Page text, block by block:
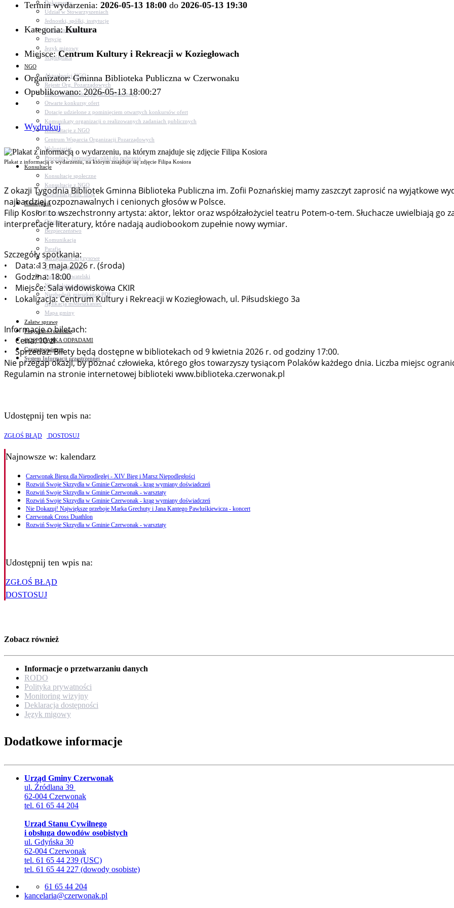
Dokumenty
Udział w Stowarzyszeniach
Jednostki, spółki, instytucje
Zasłużeni dla gminy
Petycje
Język migowy
Współpraca
NGO
Aktualności NGO
Rejestr Org. Pozarządowych
Rada Działalności Pożytku Publicznego
Otwarte konkursy ofert
Dotacje udzielone z pominięciem otwartych konkursów ofert
Komunikaty organizacji o realizowanych zadaniach publicznych
Konsultacje z NGO
Centrum Wsparcia Organizacji Pozarządowych
Wolontariat
Procedury, formularze, pliki do pobrania
Konsultacje
Konsultacje społeczne
Konsultacje z NGO
Konsultacje dot. dróg
Niezbędnik
Zdrowie
Oświata
Bezpieczeństwo
Komunikacja
Parafie
Zarządzanie kryzysowe
C.ześć w gminie!
Budżet obywatelski
Nieodpłatna pomoc prawna
Niezbędnik mieszkańca PDF
Aplikacja mMieszkaniec
Mapa gminy
Załatw sprawę
Pozyskane fundusze
GOSPODARKA ODPADAMI
Czyste powietrze
System Informacji przestrzennej
Termin wydarzenia: 2026-05-13 18:00 do 2026-05-13 19:30
Kategoria:Kultura
Miejsce:Centrum Kultury i Rekreacji w Koziegłowach
Organizator: Gminna Biblioteka Publiczna w Czerwonaku
Opublikowano: 2026-05-13 18:00:27
Wydrukuj
Plakat z informacją o wydarzeniu, na którym znajduje się zdjęcie Filipa Kosiora
Z okazji Tygodnia Bibliotek Gminna Biblioteka Publiczna im. Zofii Poznańskiej mamy zaszczyt zaprosić na wyjątkowe
najbardziej rozpoznawalnych i cenionych głosów w Polsce.
Filip Kosior to wszechstronny artysta: aktor, lektor oraz współzałożyciel teatru Potem-o-tem. Słuchacze uwielbiają go
interpretacje literatury, które nadają audiobookom zupełnie nowy wymiar.
Szczegóły spotkania:
• Data: 13 maja 2026 r. (środa)
• Godzina: 18:00
• Miejsce: Sala widowiskowa CKIR
• Lokalizacja: Centrum Kultury i Rekreacji w Koziegłowach, ul. Piłsudskiego 3a
Informacje o biletach:
• Cena: 10 zł
• Sprzedaż: Bilety będą dostępne w bibliotekach od 9 kwietnia 2026 r. od godziny 17:00.
Nie przegap okazji, by poznać człowieka, którego głos towarzyszy tysiącom Polaków każdego dnia. Liczba miejsc
Regulamin na stronie internetowej biblioteki www.biblioteka.czerwonak.pl
Udostępnij ten wpis na:
ZGŁOŚ BŁĄD DOSTOSUJ
Najnowsze w: kalendarz
Czerwonak Biega dla Niepodległej - XIV Bieg i Marsz Niepodległości
Rozwiń Swoje Skrzydła w Gminie Czerwonak - krąg wymiany doświadczeń
Rozwiń Swoje Skrzydła w Gminie Czerwonak - warsztaty
Rozwiń Swoje Skrzydła w Gminie Czerwonak - krąg wymiany doświadczeń
Nie Dokazuj! Największe przeboje Marka Grechuty i Jana Kantego Pawluśkiewicza - koncert
Czerwonak Cross Duathlon
Rozwiń Swoje Skrzydła w Gminie Czerwonak - warsztaty
Udostępnij ten wpis na:
ZGŁOŚ BŁĄD
DOSTOSUJ
Zobacz również
Informacje o przetwarzaniu danych
RODO
Polityka prywatności
Monitoring wizyjny
Deklaracja dostępności
Język migowy
Dodatkowe informacje
Urząd Gminy Czerwonak
ul. Źródlana 39
62-004 Czerwonak
tel. 61 65 44 204
Urząd Stanu Cywilnego
i obsługa dowodów osobistych
ul. Gdyńska 30
62-004 Czerwonak
tel. 61 65 44 239 (USC)
tel. 61 65 44 227 (dowody osobiste)
61 65 44 204
lp.kanowrezc@airalecnak